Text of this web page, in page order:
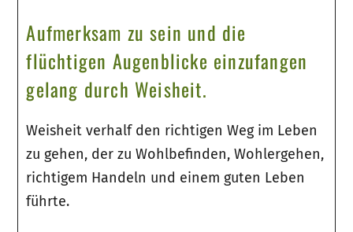
Aufmerksam zu sein und die
flüchtigen Augenblicke einzufangen
gelang durch Weisheit.
Weisheit verhalf den richtigen Weg im Leben
zu gehen, der zu Wohlbefinden, Wohlergehen,
richtigem Handeln und einem guten Leben
führte.